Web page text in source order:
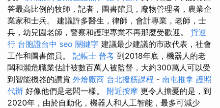
答最高比例的牧師，記者，圖書館員，廢物管理者，農業企
業家和士兵。 建議許多醫生，律師，會計專業，老師，士
兵，幼兒園老師，警察和護理專業不再那麼受歡迎。 貨運
行 台胞證台中 seo 關鍵字 建議最少建議的市政代表，社會
工作和圖書館員。 記帳士 普考 到2018年底，機器人的老
闆和瀕危職業估計被數百萬人被監督，大約300萬人可以受
到智能機器的讚賞 外燴廠商 台北撥筋課程 - 南屯推拿 護照
代辦 好像他們是老闆一樣。 附近按摩 更令人擔憂的是，到
2020年，由於自動化，機器人和人工智能，最多可減少